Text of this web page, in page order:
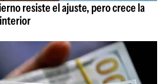
resiste el ajuste, pero crece la